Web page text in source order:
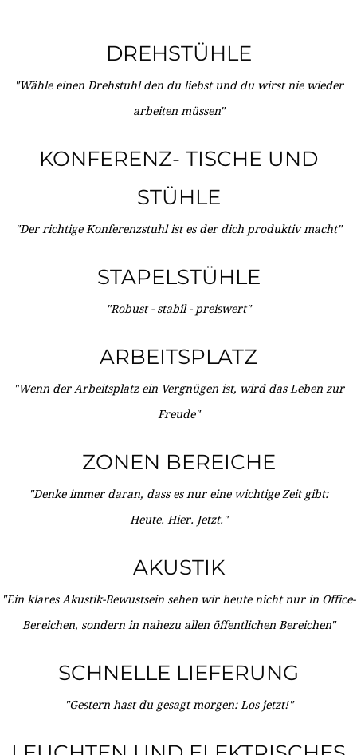
DREHSTÜHLE
"Wähle einen Drehstuhl den du liebst und du wirst nie wieder
arbeiten müssen"
KONFERENZ- TISCHE UND
STÜHLE
"Der richtige Konferenzstuhl ist es der dich produktiv macht"
STAPELSTÜHLE
"Robust - stabil - preiswert"
ARBEITSPLATZ
"Wenn der Arbeitsplatz ein Vergnügen ist, wird das Leben zur
Freude"
ZONEN BEREICHE
"Denke immer daran, dass es nur eine wichtige Zeit gibt:
Heute. Hier. Jetzt."
AKUSTIK
"Ein klares Akustik-Bewustsein sehen wir heute nicht nur in Office-
Bereichen, sondern in nahezu allen öffentlichen Bereichen"
SCHNELLE LIEFERUNG
"Gestern hast du gesagt morgen: Los jetzt!"